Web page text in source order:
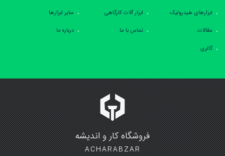
ابزارهای هیدرولیک
ابزار آلات کارگاهی
سایر ابزارها
مقالات
تماس با ما
درباره ما
گالری
فروشگاه کار و اندیشه
ACHARABZAR